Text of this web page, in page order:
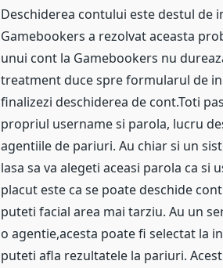
Deschiderea contului este destul de
Gamebookers a rezolvat aceasta
unui cont la Gamebookers nu
treatment duce spre formularul de
finalizezi deschiderea de cont.Toti
propriul username si parola, lucru
agentiile de pariuri. Au chiar si un
lasa sa va alegeti aceasi parola ca
placut este ca se poate deschide
puteti facial area mai tarziu. Au un
o agentie,acesta poate fi selectat la
puteti afla rezultatele la pariuri.